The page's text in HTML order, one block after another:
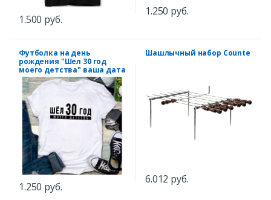
1.500 руб.
1.250 руб.
Футболка на день
рождения "Шел 30 год
моего детства" ваша дата
1.250 руб.
Шашлычный набор Counte
6.012 руб.